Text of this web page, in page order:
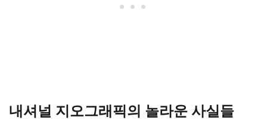
내셔널 지오그래픽의 놀라운 사실들